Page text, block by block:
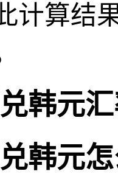
计算结
韩元
韩元